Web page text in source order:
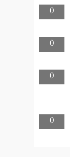
0
0
0
0